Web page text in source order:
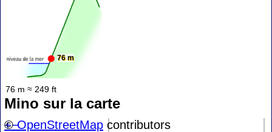
76 m
76 m ≈ 249 ft
Mino sur la carte
+−
©OpenStreetMap contributors